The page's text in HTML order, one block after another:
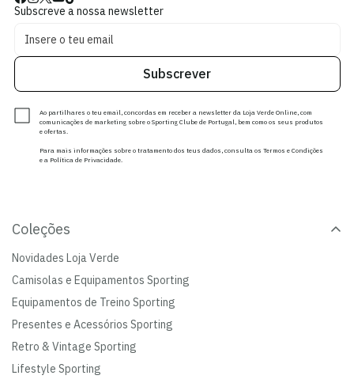
Subscreve a nossa newsletter
Subscrever
Ao partilhares o teu email, concordas em receber a newsletter da Loja Verde Online, com
comunicações de marketing sobre o Sporting Clube de Portugal, bem como os seus produtos
e ofertas.
Para mais informações sobre o tratamento dos teus dados, consulta os Termos e Condições
e a Política de Privacidade.
Coleções
Novidades Loja Verde
Camisolas e Equipamentos Sporting
Equipamentos de Treino Sporting
Presentes e Acessórios Sporting
Retro & Vintage Sporting
Lifestyle Sporting